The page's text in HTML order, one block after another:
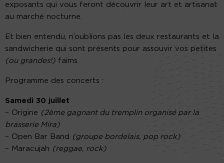
exposants qui vous feront découvrir leur art et artisanat
au marché nocturne.
Et bien entendu, n’oublions pas les deux restaurants et la
sandwicherie qui sont présents pour assouvir vos petites
(ou grandes!) faims.
Programme des concerts :
Samedi 30 juillet
– Origine (2ème gagnant du tremplin organisé par la
brasserie Mira)
– Open Bar Band (groupe bordelais, pop rock)
– Maracujah (reggae, rock)